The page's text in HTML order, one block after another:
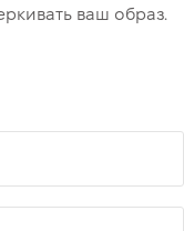
ваш образ.